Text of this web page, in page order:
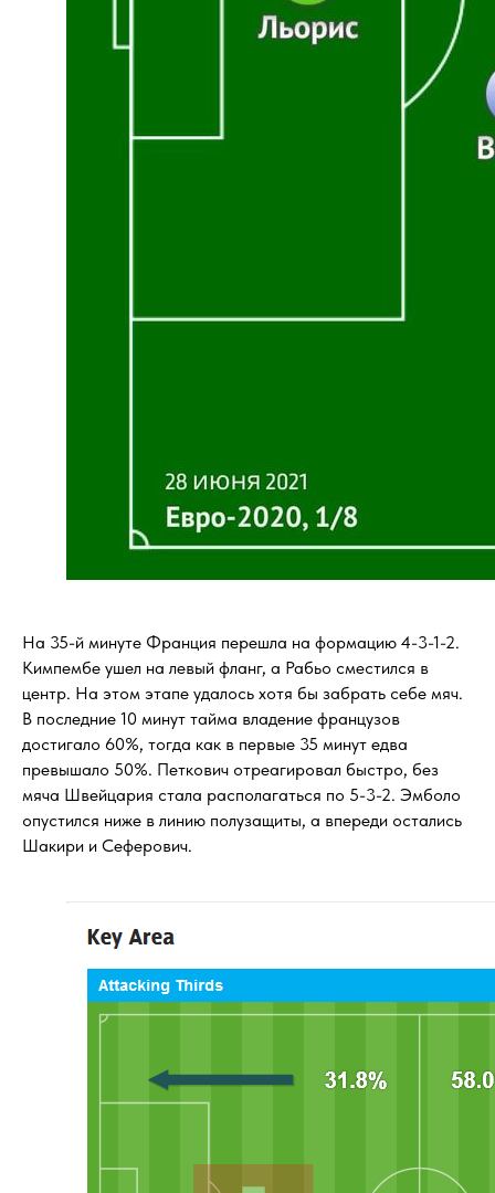
На 35-й минуте Франция перешла на формацию 4-3-1-2.
Кимпембе ушел на левый фланг, а Рабьо сместился в
центр. На этом этапе удалось хотя бы забрать себе мяч.
В последние 10 минут тайма владение французов
достигало 60%, тогда как в первые 35 минут едва
превышало 50%. Петкович отреагировал быстро, без
мяча Швейцария стала располагаться по 5-3-2. Эмболо
опустился ниже в линию полузащиты, а впереди остались
Шакири и Сеферович.